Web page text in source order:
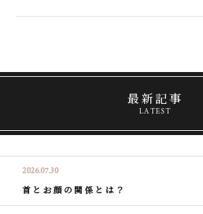
最新記事
LATEST
2026.07.30
首とお顔の関係とは？